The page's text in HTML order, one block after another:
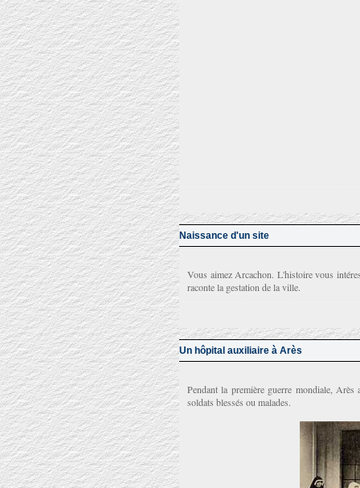
Naissance d'un site
Vous aimez Arcachon. L'histoire vous
raconte la gestation de la ville.
Un hôpital auxiliaire à Arès
Pendant la première guerre mondiale,
soldats blessés ou malades.